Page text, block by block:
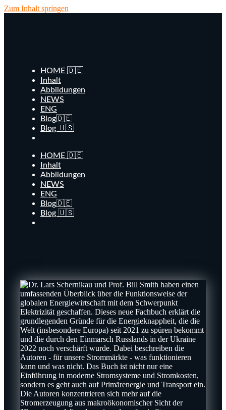
Zum Inhalt springen
HOME 🇩🇪
Inhalt
Abbildungen
NEWS
ENG
Blog🇩🇪
Blog 🇺🇸
HOME 🇩🇪
Inhalt
Abbildungen
NEWS
ENG
Blog🇩🇪
Blog 🇺🇸